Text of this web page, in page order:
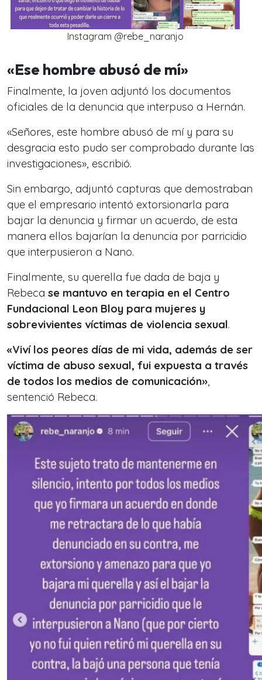
Instagram @rebe_naranjo
«Ese hombre abusó de mí»
Finalmente, la joven adjuntó los documentos
oficiales de la denuncia que interpuso a Hernán.
«Señores, este hombre abusó de mí y para su
desgracia esto pudo ser comprobado durante las
investigaciones», escribió.
Sin embargo, adjuntó capturas que demostraban
que el empresario intentó extorsionarla para
bajar la denuncia y firmar un acuerdo, de esta
manera ellos bajarían la denuncia por parricidio
que interpusieron a Nano.
Finalmente, su querella fue dada de baja y
Rebeca se mantuvo en terapia en el Centro
Fundacional Leon Bloy para mujeres y
sobrevivientes víctimas de violencia sexual.
«Viví los peores días de mi vida, además de ser
víctima de abuso sexual, fui expuesta a través
de todos los medios de comunicación»,
sentenció Rebeca.